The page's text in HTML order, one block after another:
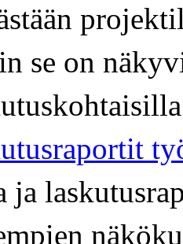
se on
ja